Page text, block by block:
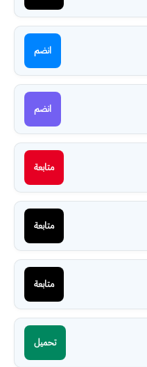
انضم
انضم
متابعة
متابعة
متابعة
تحميل